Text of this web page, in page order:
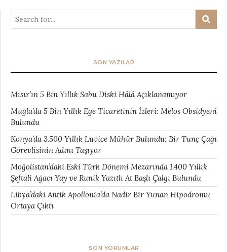
SON YAZILAR
Mısır’ın 5 Bin Yıllık Sabu Diski Hâlâ Açıklanamıyor
Muğla’da 5 Bin Yıllık Ege Ticaretinin İzleri: Melos Obsidyeni
Bulundu
Konya’da 3.500 Yıllık Luvice Mühür Bulundu: Bir Tunç Çağı
Görevlisinin Adını Taşıyor
Moğolistan’daki Eski Türk Dönemi Mezarında 1.400 Yıllık
Şeftali Ağacı Yay ve Runik Yazıtlı At Başlı Çalgı Bulundu
Libya’daki Antik Apollonia’da Nadir Bir Yunan Hipodromu
Ortaya Çıktı
SON YORUMLAR